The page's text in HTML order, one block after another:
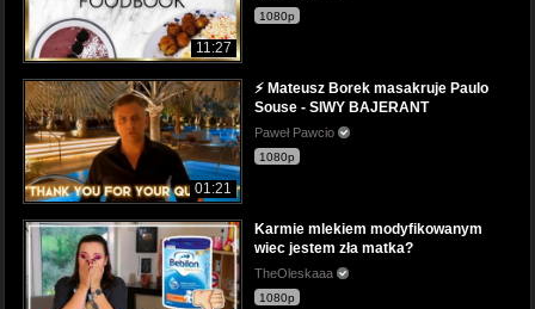
11:27
1080p
01:21
⚡ Mateusz Borek masakruje Paulo
Souse - SIWY BAJERANT
Paweł Pawcio
1080p
Karmie mlekiem modyfikowanym
wiec jestem zła matka?
TheOleskaaa
1080p